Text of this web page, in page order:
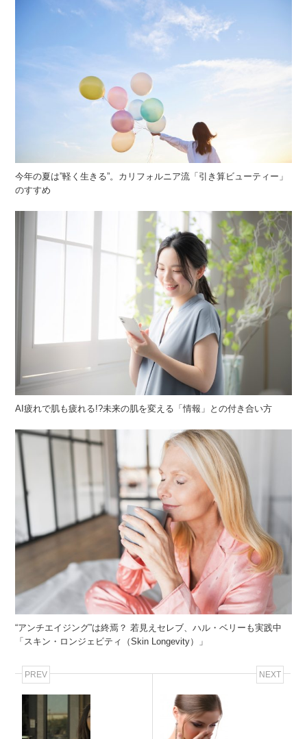
今年の夏は”軽く生きる”。カリフォルニア流「引き算ビューティー」
のすすめ
AI疲れで肌も疲れる!?未来の肌を変える「情報」との付き合い方
“アンチエイジング”は終焉？ 若見えセレブ、ハル・ベリーも実践中
「スキン・ロンジェビティ（Skin Longevity）」
PREV NEXT